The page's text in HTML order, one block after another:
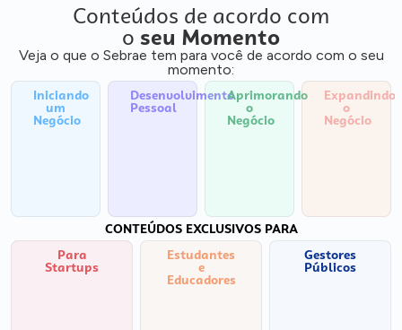
Conteúdos de acordo com
o seu Momento
Veja o que o Sebrae tem para você de acordo com o seu
momento:
Iniciando
um
Negócio
Desenvolvimento
Pessoal
Aprimorando
o
Negócio
Expandindo
o
Negócio
CONTEÚDOS EXCLUSIVOS PARA
Para
Startups
Estudantes
e
Educadores
Gestores
Públicos